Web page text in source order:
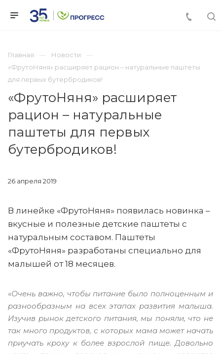
Главная
Новости
«ФрутоНяня» расширяет рацион – натуральные паштеты
для первых бутербродиков!
«ФрутоНяня» расширяет
рацион – натуральные
паштеты для первых
бутербродиков!
26 апреля 2019
В линейке «ФрутоНяня» появилась новинка –
вкусные и полезные детские паштеты с
натуральным составом. Паштеты
«ФрутоНяня» разработаны специально для
малышей от 18 месяцев.
«Очень важно, чтобы питание было полноценным и
разнообразным на всех этапах развития малыша.
Изучив рынок детского питания, мы поняли, что не
так много продуктов, с которых мама может начать
приучать кроху к более взрослой пище. Довольно